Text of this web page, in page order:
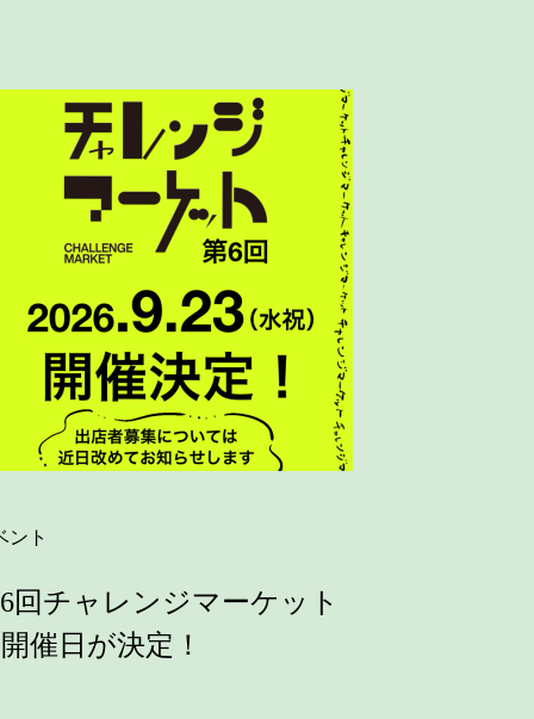
ント
回チャレンジマーケット
催日が決定！